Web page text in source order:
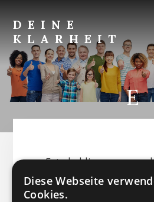
content
DEINE
KLARHEIT
Finde
Deine
innere
Klarheit.
E
Entschuldigung - es
gefunden, welche Deinen
Diese Webseite
Cookies.